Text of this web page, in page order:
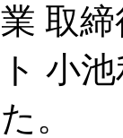
業 取
ト 小
た。